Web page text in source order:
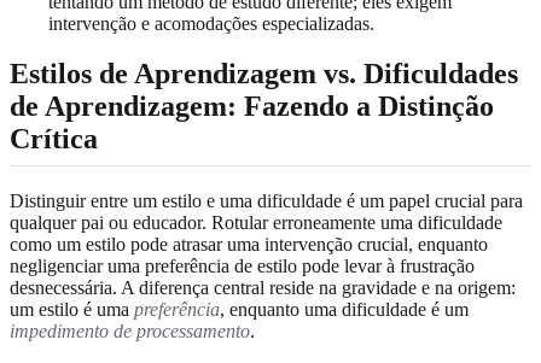
intervenção e acomodações especializadas.
Estilos de Aprendizagem vs. Dificuldades
de Aprendizagem: Fazendo a Distinção
Crítica
Distinguir entre um estilo e uma dificuldade é um papel crucial para
qualquer pai ou educador. Rotular erroneamente uma dificuldade
como um estilo pode atrasar uma intervenção crucial, enquanto
negligenciar uma preferência de estilo pode levar à frustração
desnecessária. A diferença central reside na gravidade e na origem:
um estilo é uma preferência, enquanto uma dificuldade é um
impedimento de processamento.